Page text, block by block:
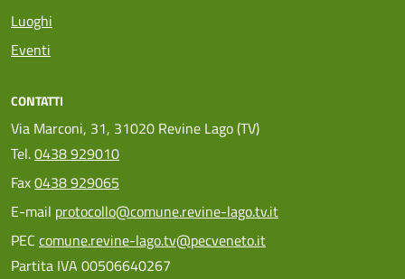
Luoghi
Eventi
CONTATTI
Via Marconi, 31, 31020 Revine Lago (TV)
Tel.0438 929010
Fax0438 929065
E-mail protocollo@comune.revine-lago.tv.it
PEC comune.revine-lago.tv@pecveneto.it
Partita IVA 00506640267